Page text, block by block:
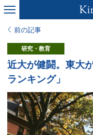
前の記事
研究・教育
近大が健闘。東大
ランキング」